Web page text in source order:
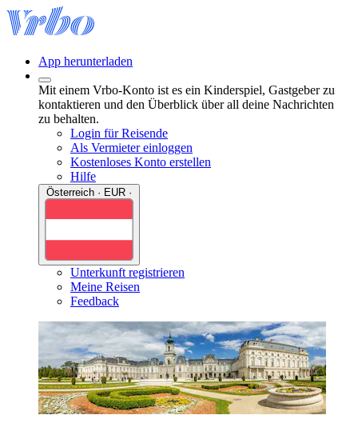
App herunterladen
Mit einem Vrbo-Konto ist es ein Kinderspiel, Gastgeber zu
kontaktieren und den Überblick über all deine Nachrichten
zu behalten.
Login für Reisende
Als Vermieter einloggen
Kostenloses Konto erstellen
Hilfe
Unterkunft registrieren
Meine Reisen
Feedback